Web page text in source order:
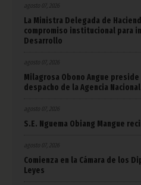
agosto 07, 2026
La Ministra Delegada de
compromiso institucional para
Desarrollo
agosto 07, 2026
Milagrosa Obono Angue
despacho de la Agencia
agosto 07, 2026
S.E. Nguema Obiang Mangue
agosto 07, 2026
Comienza en la Cámara de los
Leyes